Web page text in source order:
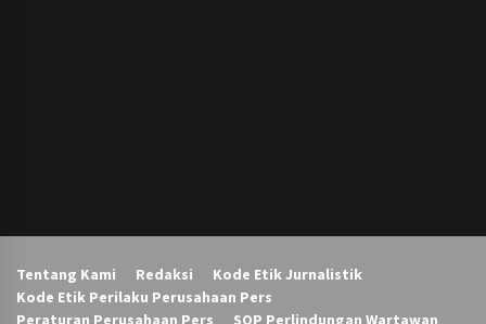
Tentang Kami Redaksi
Kode Etik Jurnalistik
Kode Etik Perilaku Perusahaan Pers
Peraturan Perusahaan Pers
SOP Perlindungan Wartawan